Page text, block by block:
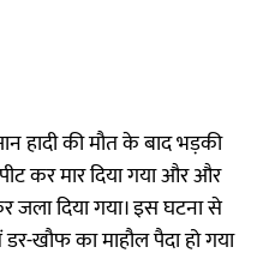
हादी की मौत के बाद भड़की
कर मार दिया गया और और
दिया गया। इस घटना से
खौफ का माहौल पैदा हो गया